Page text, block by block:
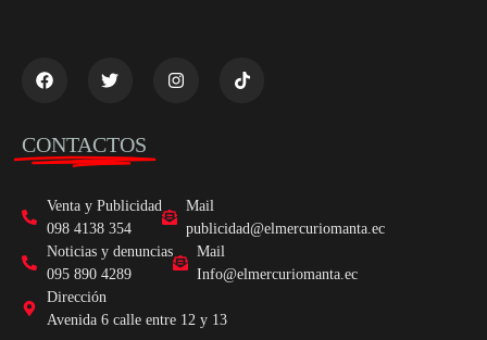
CONTACTOS
Venta y Publicidad
098 4138 354
Mail
publicidad@elmercuriomanta.ec
Noticias y denuncias
095 890 4289
Mail
Info@elmercuriomanta.ec
Dirección
Avenida 6 calle entre 12 y 13